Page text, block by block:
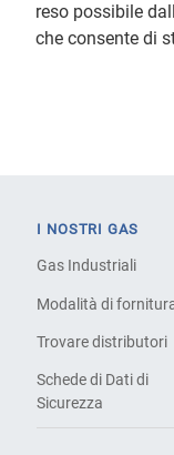
reso possibile
che consente di
I NOSTRI GAS
Gas Industriali
Modalità di
Trovare distributori
Schede di Dati di
Sicurezza